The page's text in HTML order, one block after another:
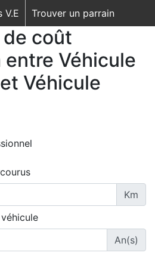
V.E Trouver un parrain
coût
Véhicule
Véhicule
Km
An(s)